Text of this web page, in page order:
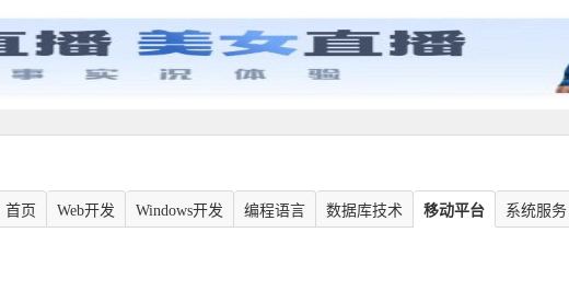
首页 Web开发 Windows开发 编程语言 数据库技术 移动平台 系统服务